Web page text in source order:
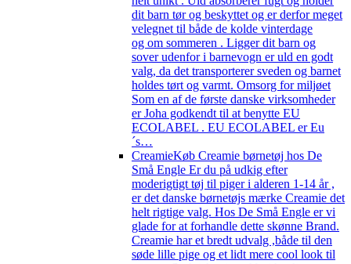
dit barn tør og beskyttet og er derfor meget
velegnet til både de kolde vinterdage
og om sommeren . Ligger dit barn og
sover udenfor i barnevogn er uld en godt
valg, da det transporterer sveden og barnet
holdes tørt og varmt. Omsorg for miljøet
Som en af de første danske virksomheder
er Joha godkendt til at benytte EU
ECOLABEL . EU ECOLABEL er Eu
´s…
CreamieKøb Creamie børnetøj hos De
Små Engle Er du på udkig efter
moderigtigt tøj til piger i alderen 1-14 år ,
er det danske børnetøjs mærke Creamie det
helt rigtige valg. Hos De Små Engle er vi
glade for at forhandle dette skønne Brand.
Creamie har et bredt udvalg ,både til den
søde lille pige og et lidt mere cool look til